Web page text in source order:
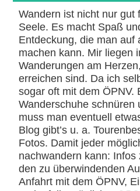
Wandern ist nicht nur gut
Seele. Es macht Spaß
Entdeckung, die man auf
machen kann. Mir liegen
Wanderungen am
erreichen sind. Da ich
sogar oft mit dem ÖPNV.
Wanderschuhe schnüren
muss man eventuell
Blog gibt’s u. a.
Fotos. Damit jeder
nachwandern kann:
den zu überwindenden
Anfahrt mit dem ÖPNV,